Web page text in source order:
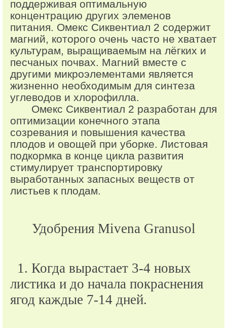
поддерживая оптимальную
концентрацию других элеменов
питания. Омекс Сиквентиал 2 содержит
магний, которого очень часто не хватает
культурам, выращиваемым на лёгких и
песчаных почвах. Магний вместе с
другими микроэлементами является
жизненно необходимым для синтеза
углеводов и хлорофилла.
Омекс Сиквентиал 2 разработан для
оптимизации конечного этапа
созревания и повышения качества
плодов и овощей при уборке. Листовая
подкормка в конце цикла развития
стимулирует транспортировку
выработанных запасных веществ от
листьев к плодам.
Удобрения Mivena Granusol
1. Когда вырастает 3-4 новых
листика и до начала покраснения
ягод каждые 7-14 дней.